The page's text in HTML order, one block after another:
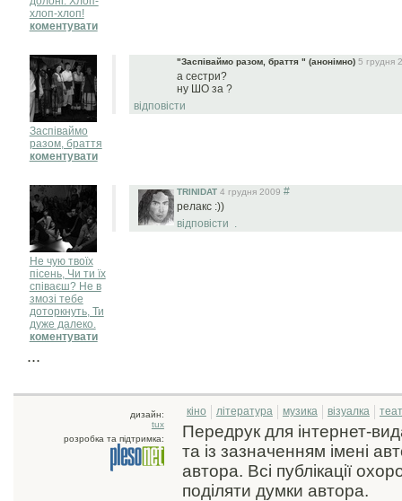
хлоп-хлоп!
коментувати
"Заспіваймо разом, браття " (анонімно) 5 грудня
а сестри?
ну ШО за ?
відповісти
Заспіваймо
разом, браття
коментувати
TRINIDAT 4 грудня 2009 #
релакс :))
відповісти .
Не чую твоїх
пісень, Чи ти їх
співаєш? Не в
змозі тебе
доторкнуть, Ти
дуже далеко.
коментувати
...
дизайн:
tux
розробка та підтримка:
кіно література музика візуалка
Передрук для інтернет-
та із зазначенням імені
автора. Всі публікації
поділяти думки автора.